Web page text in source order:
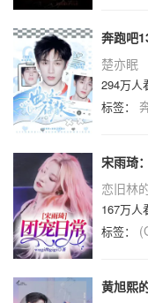
奔跑吧
楚亦眠
294万人
标签：
宋雨琦
恋旧林
167万人
标签：
黄旭熙